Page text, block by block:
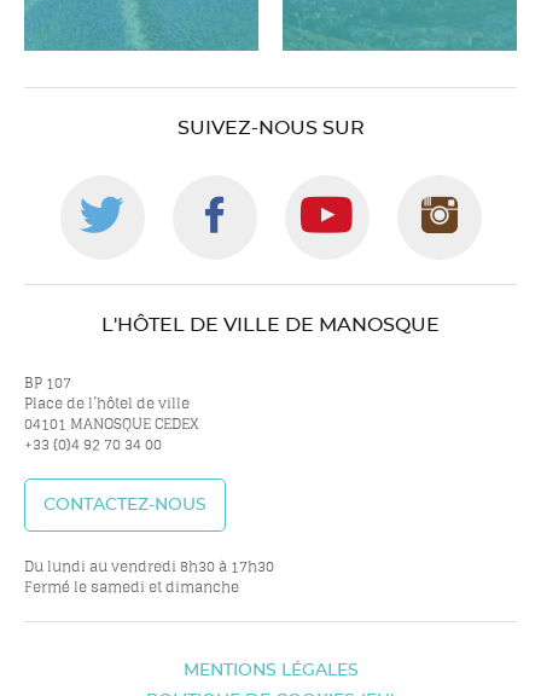
SUIVEZ-NOUS SUR
Suivez-
nous
sur
twitter
Suivez-
nous
facebook
Suivez-
nous
L'HÔTEL DE VILLE DE MANOSQUE
BP 107
Place de l’hôtel de ville
04101 MANOSQUE CEDEX
+33 (0)4 92 70 34 00
CONTACTEZ-NOUS
Du lundi au vendredi 8h30 à 17h30
Fermé le samedi et dimanche
MENTIONS LÉGALES